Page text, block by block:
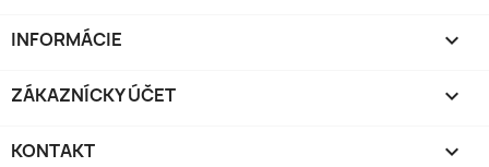
INFORMÁCIE 
ZÁKAZNÍCKY ÚČET 
KONTAKT 